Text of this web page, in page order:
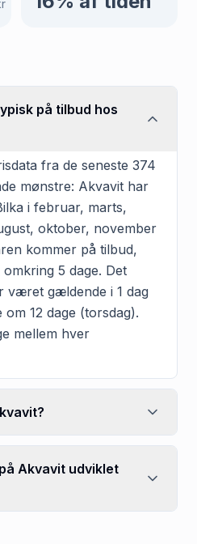
på tilbud hos
fra de seneste 374
mønstre: Akvavit har
i februar, marts,
oktober, november
kommer på tilbud,
5 dage. Det
været gældende i 1 dag
12 dage (torsdag).
mellem hver
Akvavit udviklet